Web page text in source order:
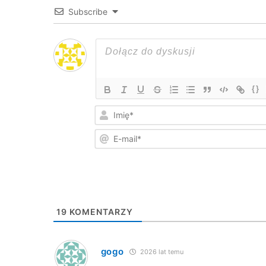
Subscribe
{}
19 KOMENTARZY
gogo 2026 lat temu